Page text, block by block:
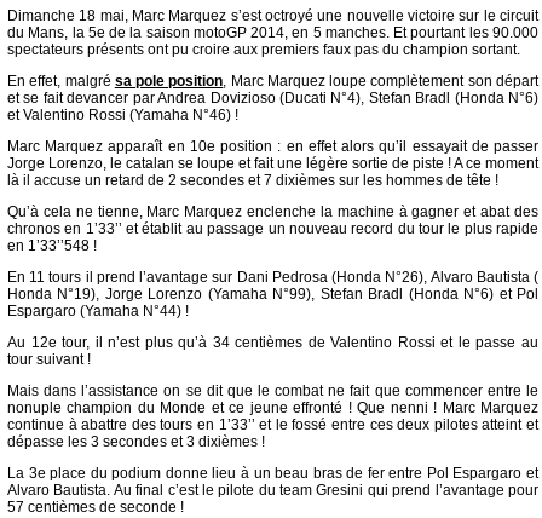
Dimanche 18 mai, Marc Marquez s’est octroyé une nouvelle victoire sur le circuit
du Mans, la 5e de la saison motoGP 2014, en 5 manches. Et pourtant les 90.000
spectateurs présents ont pu croire aux premiers faux pas du champion sortant.
En effet, malgré sa pole position, Marc Marquez loupe complètement son départ
et se fait devancer par Andrea Dovizioso (Ducati N°4), Stefan Bradl (Honda N°6)
et Valentino Rossi (Yamaha N°46) !
Marc Marquez apparaît en 10e position : en effet alors qu’il essayait de passer
Jorge Lorenzo, le catalan se loupe et fait une légère sortie de piste ! A ce moment
là il accuse un retard de 2 secondes et 7 dixièmes sur les hommes de tête !
Qu’à cela ne tienne, Marc Marquez enclenche la machine à gagner et abat des
chronos en 1’33’’ et établit au passage un nouveau record du tour le plus rapide
en 1’33’’548 !
En 11 tours il prend l’avantage sur Dani Pedrosa (Honda N°26), Alvaro Bautista (
Honda N°19), Jorge Lorenzo (Yamaha N°99), Stefan Bradl (Honda N°6) et Pol
Espargaro (Yamaha N°44) !
Au 12e tour, il n’est plus qu’à 34 centièmes de Valentino Rossi et le passe au
tour suivant !
Mais dans l’assistance on se dit que le combat ne fait que commencer entre le
nonuple champion du Monde et ce jeune effronté ! Que nenni ! Marc Marquez
continue à abattre des tours en 1’33’’ et le fossé entre ces deux pilotes atteint et
dépasse les 3 secondes et 3 dixièmes !
La 3e place du podium donne lieu à un beau bras de fer entre Pol Espargaro et
Alvaro Bautista. Au final c’est le pilote du team Gresini qui prend l’avantage pour
57 centièmes de seconde !